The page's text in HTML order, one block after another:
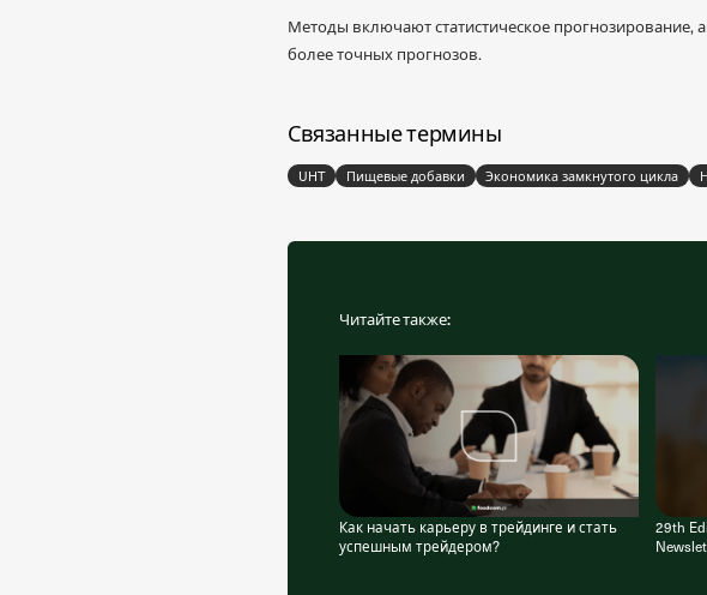
Методы включают статистическое
более точных прогнозов.
Связанные термины
UHT Пищевые добавки Экономика замкнутого цикла
Читайте также:
Как начать карьеру в трейдинге и стать
успешным трейдером?
29th